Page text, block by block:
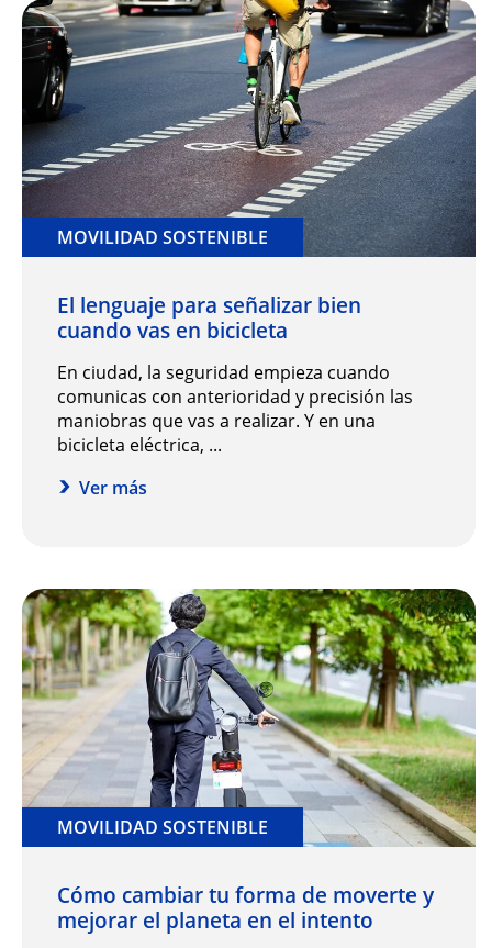
MOVILIDAD SOSTENIBLE
El lenguaje para señalizar bien
cuando vas en bicicleta
En ciudad, la seguridad empieza cuando
comunicas con anterioridad y precisión las
maniobras que vas a realizar. Y en una
bicicleta eléctrica, ...
Ver más
MOVILIDAD SOSTENIBLE
Cómo cambiar tu forma de moverte y
mejorar el planeta en el intento